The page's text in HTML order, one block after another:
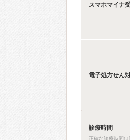
スマホマイナ
電子処方せん
診療時間
正確な診療時間は